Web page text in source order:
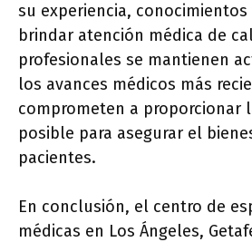
su experiencia,
brindar atención médica de
profesionales se mantienen
los avances médicos más
comprometen a proporcionar
posible para asegurar el
pacientes.
En conclusión, el centro de
médicas en Los Ángeles,